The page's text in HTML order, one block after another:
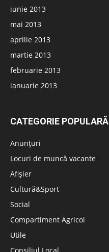
iunie 2013
mai 2013
aprilie 2013
martie 2013
februarie 2013
ianuarie 2013
CATEGORIE POPULARĂ
Anunțuri
Locuri de muncă vacante
Afișier
Cultură&Sport
Social
Compartiment Agricol
Utile